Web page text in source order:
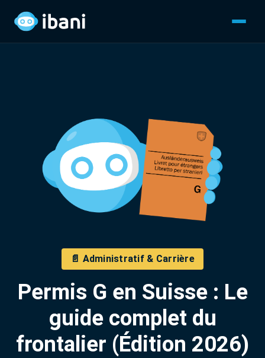
📄 Administratif & Carrière
Permis G en Suisse : Le
guide complet du
frontalier (Édition 2026)